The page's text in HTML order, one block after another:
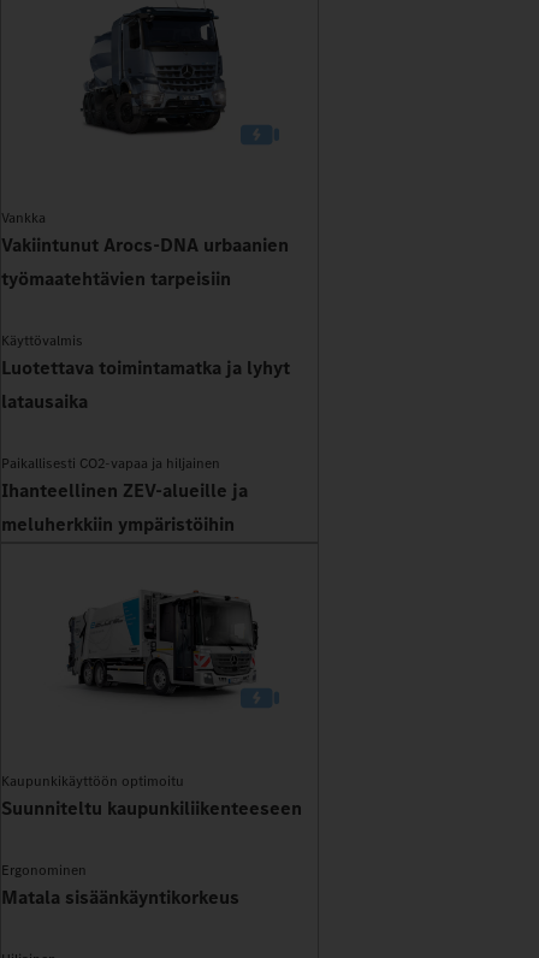
Vankka
Vakiintunut Arocs-DNA urbaanien
työmaatehtävien tarpeisiin
Käyttövalmis
Luotettava toimintamatka ja lyhyt
latausaika
Paikallisesti CO2-vapaa ja hiljainen
Ihanteellinen ZEV-alueille ja
meluherkkiin ympäristöihin
Kaupunkikäyttöön optimoitu
Suunniteltu kaupunkiliikenteeseen
Ergonominen
Matala sisäänkäyntikorkeus